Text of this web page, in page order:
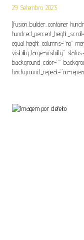
29 Setembro 2023
[fusion_builder_container
equal_height_columns=”no”
visibility,large-visibility”
background_color=””
background_repeat=”no-